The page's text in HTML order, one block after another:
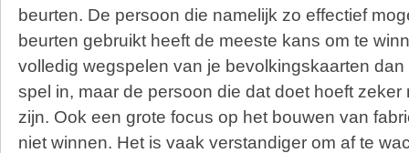
beurten. De persoon die namelijk zo effectief
beurten gebruikt heeft de meeste kans om te
volledig wegspelen van je bevolkingskaarten
spel in, maar de persoon die dat doet hoeft zeker
zijn. Ook een grote focus op het bouwen van
niet winnen. Het is vaak verstandiger om af te